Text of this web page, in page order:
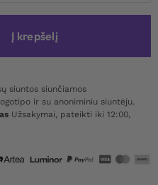
Į krepšelį
siuntos siunčiamos
ir su anoniminiu siuntėju.
Užsakymai, pateikti iki 12:00,